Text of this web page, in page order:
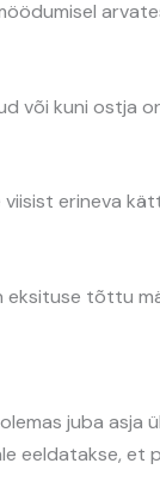
või kuni ostja
erineva
tõttu
juba asja
eeldatakse, et